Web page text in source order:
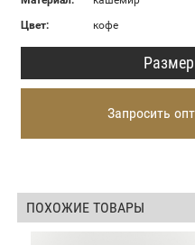
Цвет:
кофе
Запросить
ПОХОЖИЕ ТОВАРЫ